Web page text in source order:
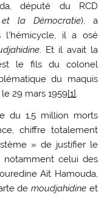
député du RCD
la Démocratie), a
il a osé
. Et il avait la
le fils du colonel
du maquis
29 mars 1959[1].
du 1,5 million morts
chiffre totalement
» de justifier le
notamment celui des
Aït Hamouda,
demoudjahidine et